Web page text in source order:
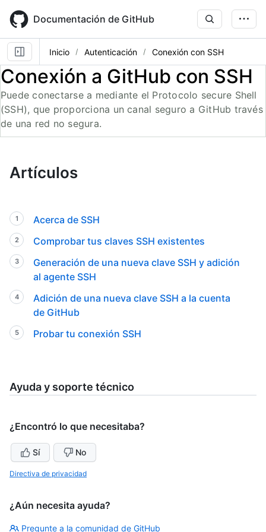
main
content
Documentación de GitHub
Inicio Autenticación Conexión con SSH
Conexión a GitHub con SSH
Puede conectarse a mediante el Protocolo secure Shell
(SSH), que proporciona un canal seguro a GitHub través
de una red no segura.
Artículos
Acerca de SSH
Comprobar tus claves SSH existentes
Generación de una nueva clave SSH y adición
al agente SSH
Adición de una nueva clave SSH a la cuenta
de GitHub
Probar tu conexión SSH
Ayuda y soporte técnico
¿Encontró lo que necesitaba?
Sí No
Directiva de privacidad
¿Aún necesita ayuda?
Pregunte a la comunidad de GitHub